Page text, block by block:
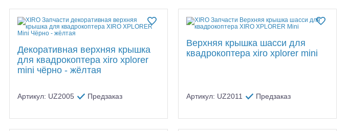
Декоративная верхняя крышка
для квадрокоптера xiro xplorer
mini чёрно - жёлтая
Артикул: UZ2005 Предзаказ
Верхняя крышка шасси для
квадрокоптера xiro xplorer mini
Артикул: UZ2011 Предзаказ